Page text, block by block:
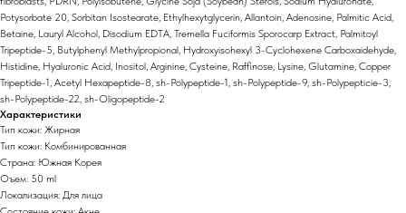
Potysorbate 20, Sorbitan Isostearate, Ethylhexytglycerin, Allantoin, Adenosine, Palmitic Acid,
Betaine, Lauryl Alcohol, Disodium EDTA, Tremella Fuciformis Sporocarp Extract, Palmitoyl
Tripeptide-5, Butylphenyl Methylpropional, Hydroxyisohexyl 3-Cyclohexene Carboxaidehyde,
Histidine, Hyaluronic Acid, Inositol, Arginine, Cysteine, Raffinose, Lysine, Glutamine, Copper
Tripeptide-1, Acetyl Hexapeptide-8, sh-Polypeptide-1, sh-Polypeptide-9, sh-Polypepticie-3,
sh-Polypeptide-22, sh-Oligopeptide-2
Характеристики
Тип кожи: Жирная
Тип кожи: Комбинированная
Страна: Южная Корея
Оъем: 50 ml
Локализация: Для лица